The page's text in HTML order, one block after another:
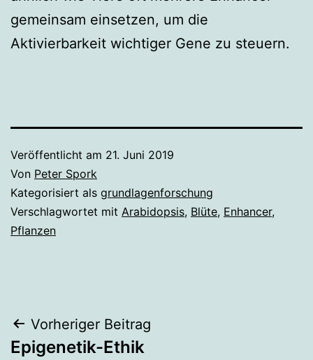
gemeinsam einsetzen, um die
Aktivierbarkeit wichtiger Gene zu steuern.
Veröffentlicht am 21. Juni 2019
Von Peter Spork
Kategorisiert als grundlagenforschung
Verschlagwortet mit Arabidopsis, Blüte, Enhancer,
Pflanzen
Beitragsnavigation
Vorheriger Beitrag
Epigenetik-Ethik